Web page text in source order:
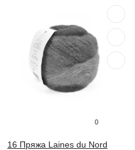
0
16 Пряжа Laines du Nord